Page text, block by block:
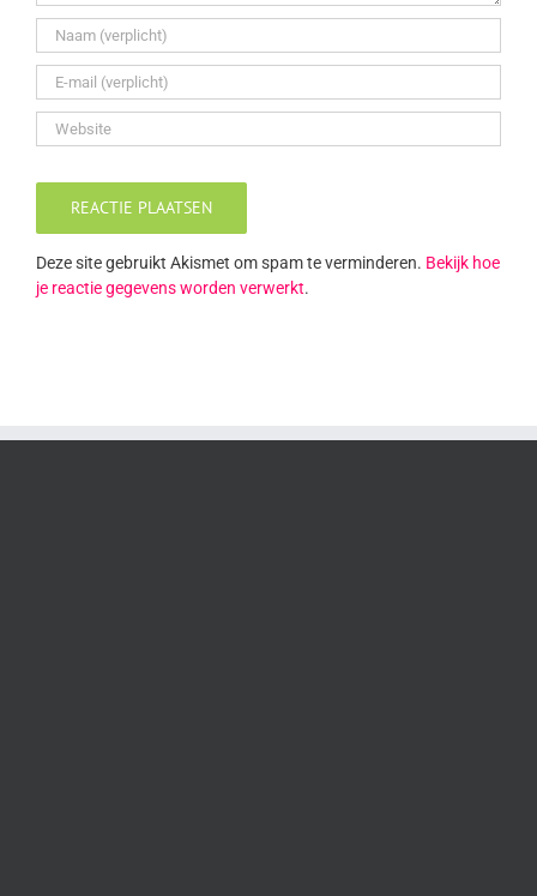
Deze site gebruikt Akismet om spam te verminderen. Bekijk hoe
je reactie gegevens worden verwerkt.